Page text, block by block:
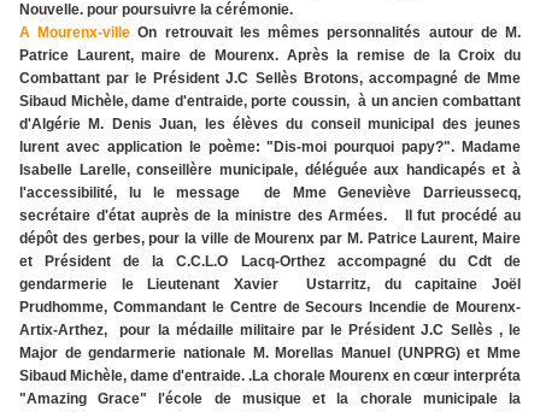
Nouvelle. pour poursuivre la cérémonie.
A Mourenx-ville On retrouvait les mêmes personnalités autour de M.
Patrice Laurent, maire de Mourenx. Après la remise de la Croix du
Combattant par le Président J.C Sellès Brotons, accompagné de Mme
Sibaud Michèle, dame d'entraide, porte coussin, à un ancien combattant
d'Algérie M. Denis Juan, les élèves du conseil municipal des jeunes
lurent avec application le poème: "Dis-moi pourquoi papy?". Madame
Isabelle Larelle, conseillère municipale, déléguée aux handicapés et à
l'accessibilité, lu le message de Mme Geneviève Darrieussecq,
secrétaire d'état auprès de la ministre des Armées. Il fut procédé au
dépôt des gerbes, pour la ville de Mourenx par M. Patrice Laurent, Maire
et Président de la C.C.L.O Lacq-Orthez accompagné du Cdt de
gendarmerie le Lieutenant Xavier Ustarritz, du capitaine Joël
Prudhomme, Commandant le Centre de Secours Incendie de Mourenx-
Artix-Arthez, pour la médaille militaire par le Président J.C Sellès , le
Major de gendarmerie nationale M. Morellas Manuel (UNPRG) et Mme
Sibaud Michèle, dame d'entraide. .La chorale Mourenx en cœur interpréta
"Amazing Grace" l'école de musique et la chorale municipale la